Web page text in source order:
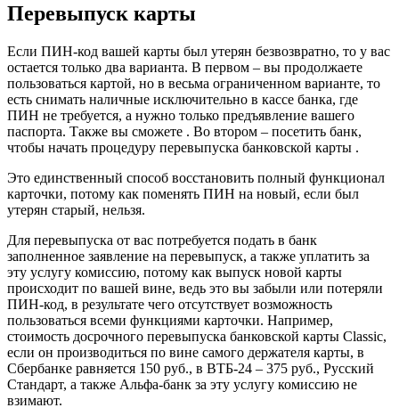
Перевыпуск карты
Если ПИН-код вашей карты был утерян безвозвратно, то у вас
остается только два варианта. В первом – вы продолжаете
пользоваться картой, но в весьма ограниченном варианте, то
есть снимать наличные исключительно в кассе банка, где
ПИН не требуется, а нужно только предъявление вашего
паспорта. Также вы сможете . Во втором – посетить банк,
чтобы начать процедуру перевыпуска банковской карты .
Это единственный способ восстановить полный функционал
карточки, потому как поменять ПИН на новый, если был
утерян старый, нельзя.
Для перевыпуска от вас потребуется подать в банк
заполненное заявление на перевыпуск, а также уплатить за
эту услугу комиссию, потому как выпуск новой карты
происходит по вашей вине, ведь это вы забыли или потеряли
ПИН-код, в результате чего отсутствует возможность
пользоваться всеми функциями карточки. Например,
стоимость досрочного перевыпуска банковской карты Classic,
если он производиться по вине самого держателя карты, в
Сбербанке равняется 150 руб., в ВТБ-24 – 375 руб., Русский
Стандарт, а также Альфа-банк за эту услугу комиссию не
взимают.